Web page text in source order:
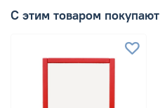
С этим товаром покупают